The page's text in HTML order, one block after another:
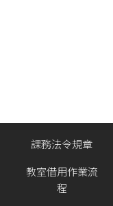
課務法令規章
教室借用作業流
程